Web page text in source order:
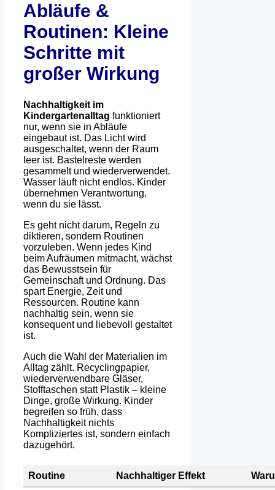
Abläufe &
Routinen: Kleine
Schritte mit
großer Wirkung
Nachhaltigkeit im
Kindergartenalltag funktioniert
nur, wenn sie in Abläufe
eingebaut ist. Das Licht wird
ausgeschaltet, wenn der Raum
leer ist. Bastelreste werden
gesammelt und wiederverwendet.
Wasser läuft nicht endlos. Kinder
übernehmen Verantwortung,
wenn du sie lässt.
Es geht nicht darum, Regeln zu
diktieren, sondern Routinen
vorzuleben. Wenn jedes Kind
beim Aufräumen mitmacht, wächst
das Bewusstsein für
Gemeinschaft und Ordnung. Das
spart Energie, Zeit und
Ressourcen. Routine kann
nachhaltig sein, wenn sie
konsequent und liebevoll gestaltet
ist.
Auch die Wahl der Materialien im
Alltag zählt. Recyclingpapier,
wiederverwendbare Gläser,
Stofftaschen statt Plastik – kleine
Dinge, große Wirkung. Kinder
begreifen so früh, dass
Nachhaltigkeit nichts
Kompliziertes ist, sondern einfach
dazugehört.
Routine Nachhaltiger Effekt